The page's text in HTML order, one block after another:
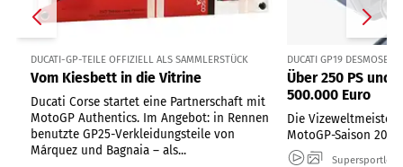
DUCATI-GP-TEILE OFFIZIELL ALS SAMMLERSTÜCK
Vom Kiesbett in die Vitrine
Ducati Corse startet eine Partnerschaft mit
MotoGP Authentics. Im Angebot: in Rennen
benutzte GP25-Verkleidungsteile von
Márquez und Bagnaia – als...
DUCATI GP19
Über 250 PS und
500.000 Euro
Die
MotoGP-Saison
Supersportler